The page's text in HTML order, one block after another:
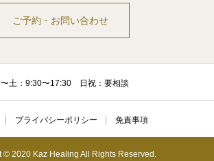
ご予約・お問い合わせ
〜土：9:30〜17:30 日祝：要相談
プライバシーポリシー 免責事項
© 2020 Kaz Healing All Rights Reserved.